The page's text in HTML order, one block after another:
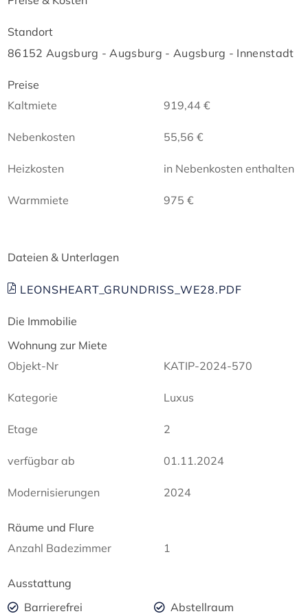
Standort
86152 Augsburg - Augsburg - Augsburg - Innenstadt
Preise
Kaltmiete
919,44 €
Nebenkosten 55,56 €
Heizkosten in Nebenkosten enthalten
Warmmiete 975 €
Dateien & Unterlagen
LEONSHEART_GRUNDRISS_WE28.PDF
Die Immobilie
Wohnung zur Miete
Objekt-Nr
KATIP-2024-570
Kategorie Luxus
Etage 2
verfügbar ab 01.11.2024
Modernisierungen 2024
Räume und Flure
Anzahl Badezimmer
1
Ausstattung
Barrierefrei
Abstellraum